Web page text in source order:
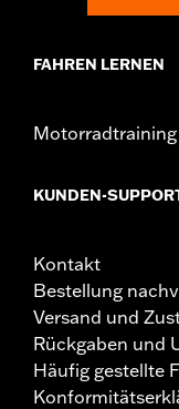
FAHREN LERNEN
Motorradtraining
KUNDEN-
Kontakt
Bestellung
Versand und
Rückgaben und
Häufig gestellte